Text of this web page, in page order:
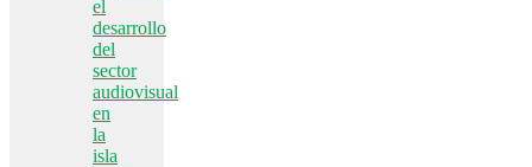
el
desarrollo
del
sector
audiovisual
en
la
isla